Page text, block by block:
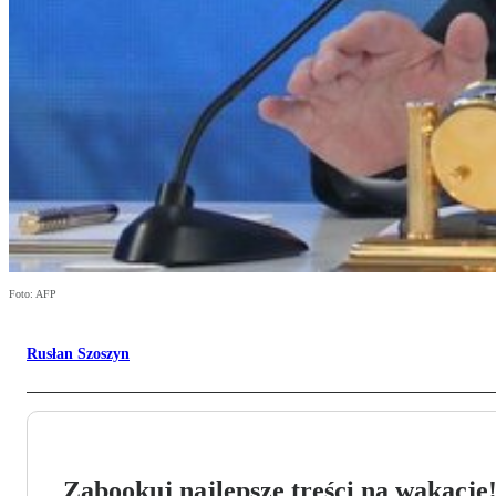
Foto: AFP
Rusłan Szoszyn